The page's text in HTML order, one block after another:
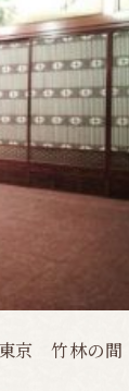
京 竹林の間